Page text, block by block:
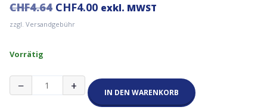
CHF4.64 Ursprünglicher
Preis
war:
CHF4.00Aktueller
exkl. MWST
zzgl. Versandgebühr
Vorrätig
−
Temperatur
und
Feuchtigkeitssensor
+ IN DEN WARENKORB